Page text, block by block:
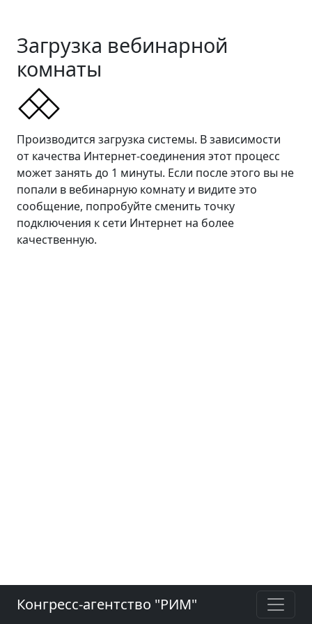
Конгресс-агентство "РИМ"
Загрузка вебинарной
комнаты
Производится загрузка системы. В зависимости
от качества Интернет-соединения этот процесс
может занять до 1 минуты. Если после этого вы не
попали в вебинарную комнату и видите это
сообщение, попробуйте сменить точку
подключения к сети Интернет на более
качественную.